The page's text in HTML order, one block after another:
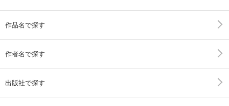
作品名で探す
作者名で探す
出版社で探す